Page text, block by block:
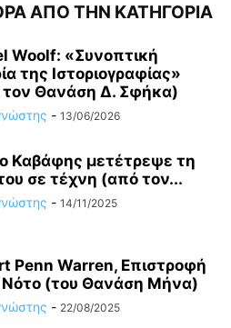
ΑΠΟ ΤΗΝ ΚΑΤΗΓΟΡΙΑ
Woolf: «Συνοπτική
της Ιστοριογραφίας»
Θανάση Δ. Σφήκα)
- 13/06/2026
Καβάφης μετέτρεψε τη
σε τέχνη (από τον...
- 14/11/2025
Penn Warren, Επιστροφή
Νότο (του Θανάση Μήνα)
- 22/08/2025